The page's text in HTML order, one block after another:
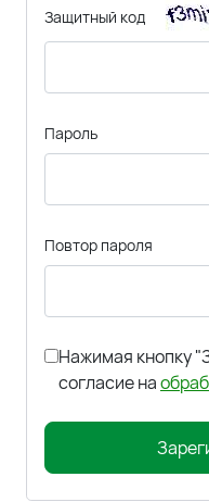
Защитный код
Пароль
Повтор пароля
Нажимая кнопку
согласие на